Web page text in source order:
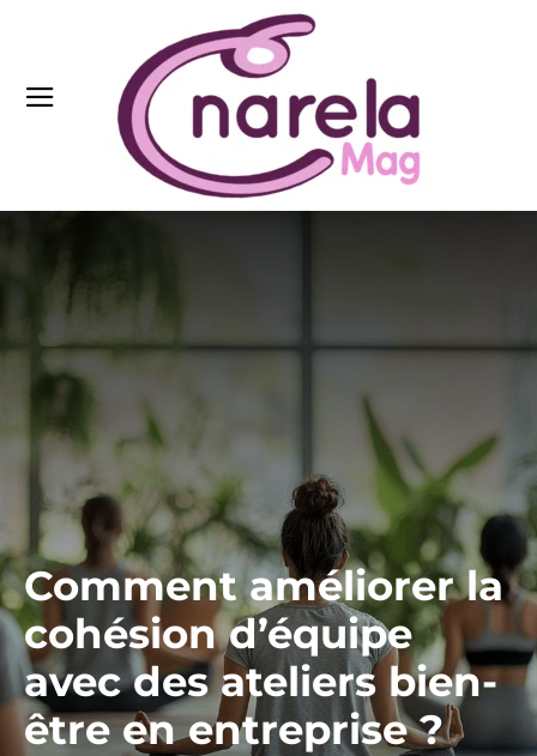
Comment améliorer la
cohésion d’équipe
avec des ateliers bien-
être en entreprise ?